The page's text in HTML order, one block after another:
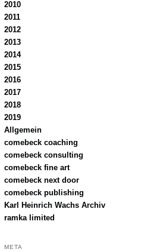
2010
2011
2012
2013
2014
2015
2016
2017
2018
2019
Allgemein
comebeck coaching
comebeck consulting
comebeck fine art
comebeck next door
comebeck publishing
Karl Heinrich Wachs Archiv
ramka limited
META